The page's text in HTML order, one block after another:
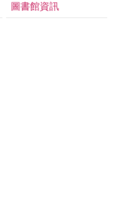
圖書館資訊